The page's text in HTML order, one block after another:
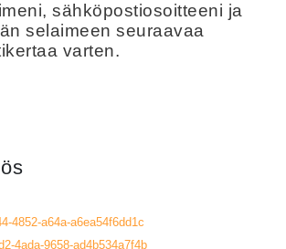
sähköpostiosoitteeni ja
selaimeen seuraavaa
varten.